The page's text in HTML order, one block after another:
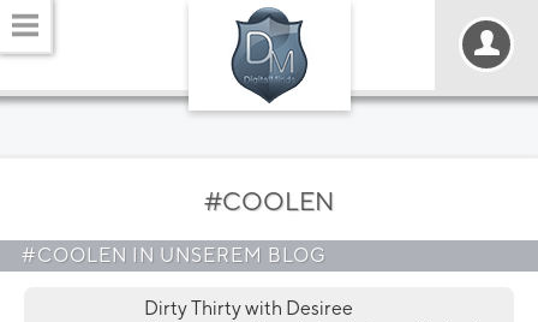
#COOLEN
#COOLEN IN UNSEREM BLOG
Dirty Thirty with Desiree